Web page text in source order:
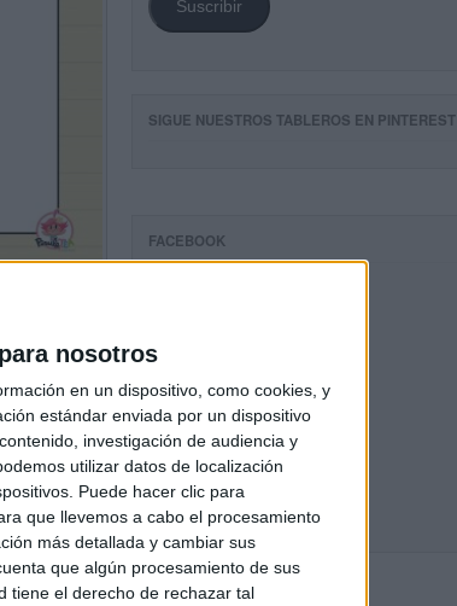
nosotros
en un dispositivo, como cookies, y
estándar enviada por un dispositivo
investigación de audiencia y
utilizar datos de localización
Puede hacer clic para
que llevemos a cabo el procesamiento
más detallada y cambiar sus
que algún procesamiento de sus
tiene el derecho de rechazar tal
Suscribir
SIGUE NUESTROS TABLEROS EN PINTEREST
FACEBOOK